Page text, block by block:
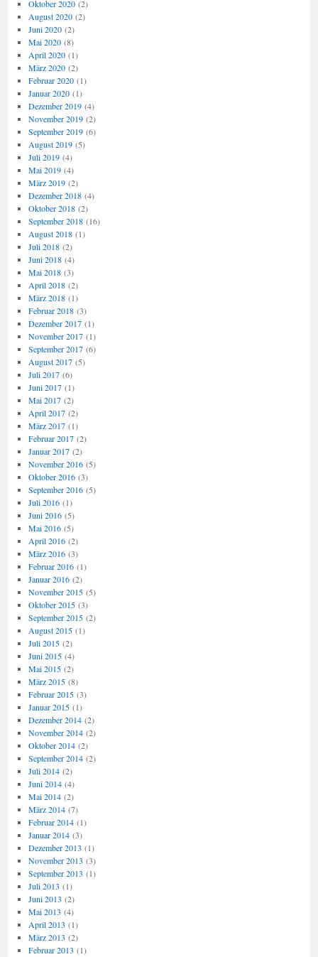
Oktober 2020(2)
August 2020(2)
Juni 2020(2)
Mai 2020(8)
April 2020(1)
März 2020(2)
Februar 2020(1)
Januar 2020(1)
Dezember 2019(4)
November 2019(2)
September 2019(6)
August 2019(5)
Juli 2019(4)
Mai 2019(4)
März 2019(2)
Dezember 2018(4)
Oktober 2018(2)
September 2018(16)
August 2018(1)
Juli 2018(2)
Juni 2018(4)
Mai 2018(3)
April 2018(2)
März 2018(1)
Februar 2018(3)
Dezember 2017(1)
November 2017(1)
September 2017(6)
August 2017(5)
Juli 2017(6)
Juni 2017(1)
Mai 2017(2)
April 2017(2)
März 2017(1)
Februar 2017(2)
Januar 2017(2)
November 2016(5)
Oktober 2016(3)
September 2016(5)
Juli 2016(1)
Juni 2016(5)
Mai 2016(5)
April 2016(2)
März 2016(3)
Februar 2016(1)
Januar 2016(2)
November 2015(5)
Oktober 2015(3)
September 2015(2)
August 2015(1)
Juli 2015(2)
Juni 2015(4)
Mai 2015(2)
März 2015(8)
Februar 2015(3)
Januar 2015(1)
Dezember 2014(2)
November 2014(2)
Oktober 2014(2)
September 2014(2)
Juli 2014(2)
Juni 2014(4)
Mai 2014(2)
März 2014(7)
Februar 2014(1)
Januar 2014(3)
Dezember 2013 (1)
November 2013 (3)
September 2013 (1)
Juli 2013 (1)
Juni 2013 (2)
Mai 2013 (4)
April 2013 (1)
März 2013 (2)
Februar 2013 (1)